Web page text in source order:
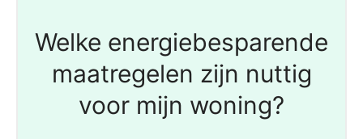
Welke energiebesparende
maatregelen zijn nuttig
voor mijn woning?